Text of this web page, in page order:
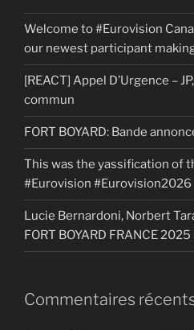
Welcome to #Eurovision
our newest participant
[REACT] Appel D’Urgence –
commun
FORT BOYARD: Bande
This was the yassification of
#Eurovision #Eurovision2026
Lucie Bernardoni, Norbert
FORT BOYARD FRANCE
Commentaires